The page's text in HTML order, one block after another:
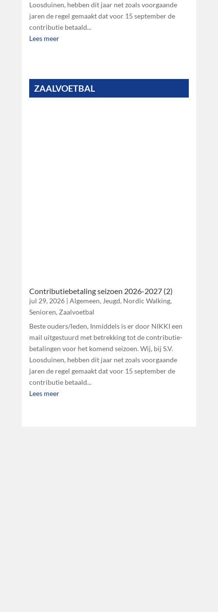
Loosduinen, hebben dit jaar net zoals voorgaande
jaren de regel gemaakt dat voor 15 september de
contributie betaald...
Lees meer
ZAALVOETBAL
Contributiebetaling seizoen 2026-2027 (2)
jul 29, 2026| Algemeen, Jeugd, Nordic Walking,
Senioren, Zaalvoetbal
Beste ouders/leden, Inmiddels is er door NIKKI een
mail uitgestuurd met betrekking tot de contributie-
betalingen voor het komend seizoen. Wij, bij S.V.
Loosduinen, hebben dit jaar net zoals voorgaande
jaren de regel gemaakt dat voor 15 september de
contributie betaald...
Lees meer